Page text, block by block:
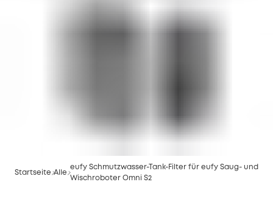
Startseite Alle
eufy Schmutzwasser-Tank-Filter für eufy Saug- und
Wischroboter Omni S2